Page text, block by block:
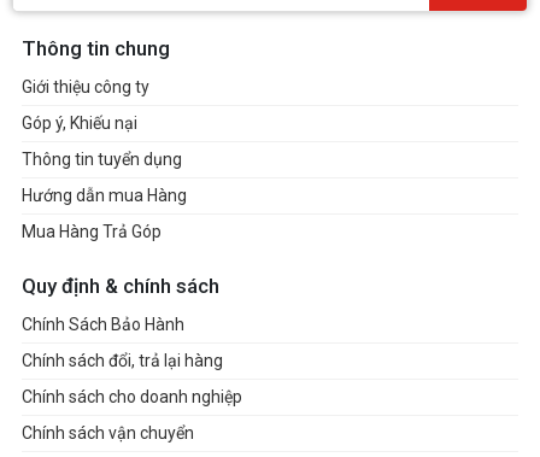
Thông tin chung
Giới thiệu công ty
Góp ý, Khiếu nại
Thông tin tuyển dụng
Hướng dẫn mua Hàng
Mua Hàng Trả Góp
Quy định & chính sách
Chính Sách Bảo Hành
Chính sách đổi, trả lại hàng
Chính sách cho doanh nghiệp
Chính sách vận chuyển